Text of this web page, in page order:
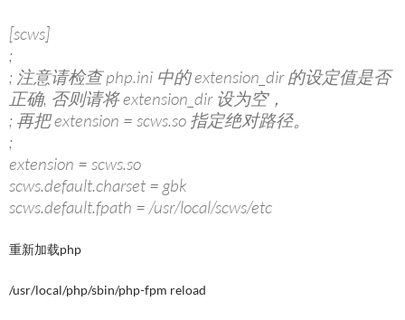
[scws]
;
; 注意请检查 php.ini 中的 extension_dir 的设定值是否
正确, 否则请将 extension_dir 设为空，
; 再把 extension = scws.so 指定绝对路径。
;
extension = scws.so
scws.default.charset = gbk
scws.default.fpath = /usr/local/scws/etc
重新加载php
/usr/local/php/sbin/php-fpm reload